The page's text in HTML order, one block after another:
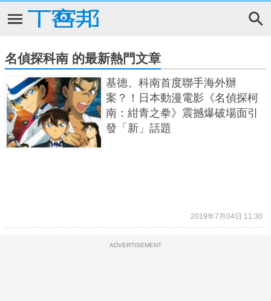
名偵探科南 的最新熱門文章
基德、科南首度聯手海外辦
案？！日本動漫電影《名偵探柯
南：紺青之拳》震撼爆破場面引
發「新」話題
2019年7月04日 11:30
ADVERTISEMENT